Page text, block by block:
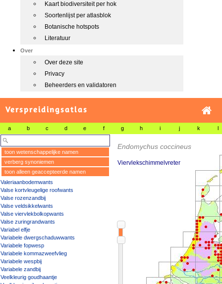
Kaart biodiversiteit per hok
Soortenlijst per atlasblok
Botanische hotspots
Literatuur
Over
Over deze site
Privacy
Beheerders en validatoren
Verspreidingsatlas
a b c d e f g h i j k l
toon wetenschappelijke namen
verberg synoniemen
toon alleen geaccepteerde namen
Valeriaanbodemwants
Valse kortvleugelige roofwants
Valse rozenzandbij
Valse veldsikkelwants
Valse viervlekbolkopwants
Valse zuringrandwants
Variabel elfje
Variabele dwergschaduwwants
Variabele fopwesp
Variabele kommazweefvlieg
Variabele wespbij
Variabele zandbij
Veelkleurig goudhaantje
Endomychus coccineus
Viervlekschimmelvreter